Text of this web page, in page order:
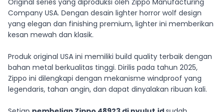
Original series yang diproduksi oleh Zippo Manufacturing
Company USA. Dengan desain lighter horror wolf design
yang elegan dan finishing premium, lighter ini memberikan
kesan mewah dan klasik.
Produk original USA ini memiliki build quality terbaik dengan
bahan metal berkualitas tinggi. Dirilis pada tahun 2025,
Zippo ini dilengkapi dengan mekanisme windproof yang
legendaris, tahan angin, dan dapat dinyalakan ribuan kali.